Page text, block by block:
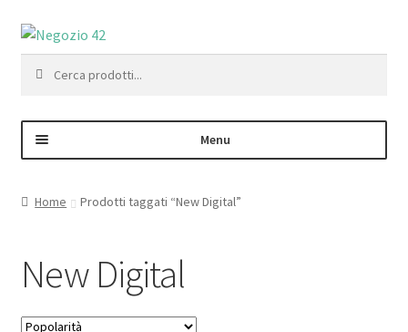
Vai
alla
navigazione
Vai
al
contenuto
Menu
Contatti
Home Prodotti taggati “New Digital”
New Digital